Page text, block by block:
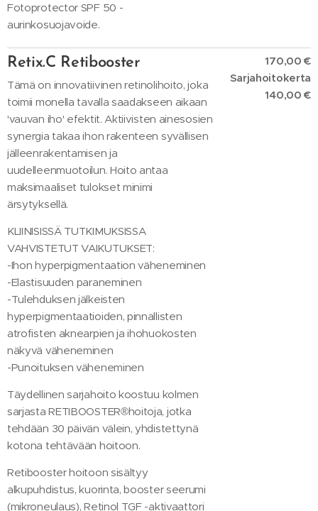
Fotoprotector SPF 50 -
aurinkosuojavoide.
Retix.C Retibooster
Tämä on innovatiivinen retinolihoito, joka
toimii monella tavalla saadakseen aikaan
'vauvan iho' efektit. Aktiivisten ainesosien
synergia takaa ihon rakenteen syvällisen
jälleenrakentamisen ja
uudelleenmuotoilun. Hoito antaa
maksimaaliset tulokset minimi
ärsytyksellä.
KLIINISISSÄ TUTKIMUKSISSA
VAHVISTETUT VAIKUTUKSET:
-Ihon hyperpigmentaation väheneminen
-Elastisuuden paraneminen
-Tulehduksen jälkeisten
hyperpigmentaatioiden, pinnallisten
atrofisten aknearpien ja ihohuokosten
näkyvä väheneminen
-Punoituksen väheneminen
Täydellinen sarjahoito koostuu kolmen
sarjasta RETIBOOSTER®hoitoja, jotka
tehdään 30 päivän välein, yhdistettynä
kotona tehtävään hoitoon.
Retibooster hoitoon sisältyy
alkupuhdistus, kuorinta, booster seerumi
(mikroneulaus), Retinol TGF -aktivaattori
170,00 €
Sarjahoitokerta
140,00 €